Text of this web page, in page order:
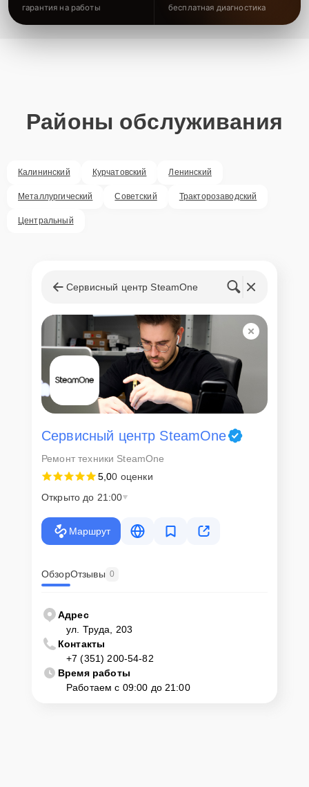
гарантия на работы бесплатная диагностика
Районы обслуживания
Калининский Курчатовский Ленинский
Металлургический Советский Тракторозаводский
Центральный
Сервисный центр SteamOne
Сервисный центр SteamOne
Ремонт техники SteamOne
5,00 оценки
Открыто до 21:00
Маршрут
ОбзорОтзывы 0
Адрес
ул. Труда, 203
Контакты
+7 (351) 200-54-82
Время работы
Работаем с 09:00 до 21:00